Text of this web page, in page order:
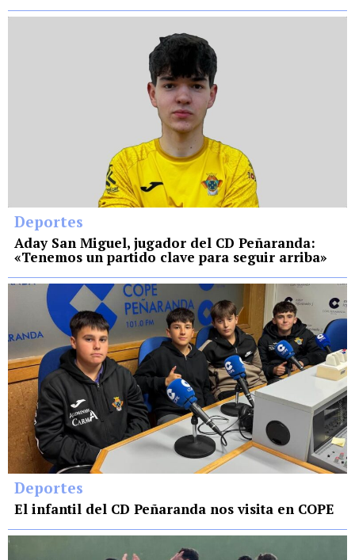
Deportes
Aday San Miguel, jugador del CD Peñaranda:
«Tenemos un partido clave para seguir arriba»
Deportes
El infantil del CD Peñaranda nos visita en COPE